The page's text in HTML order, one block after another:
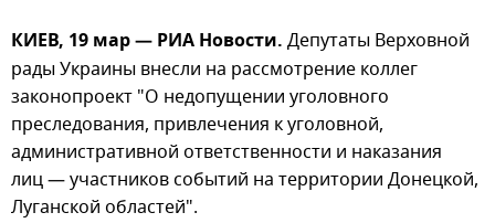
КИЕВ, 19 мар — РИА Новости. Депутаты Верховной
рады Украины внесли на рассмотрение коллег
законопроект "О недопущении уголовного
преследования, привлечения к уголовной,
административной ответственности и наказания
лиц — участников событий на территории Донецкой,
Луганской областей".